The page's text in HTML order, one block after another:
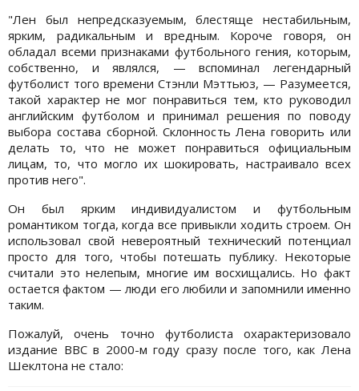
"Лен был непредсказуемым, блестяще нестабильным,
ярким, радикальным и вредным. Короче говоря, он
обладал всеми признаками футбольного гения, которым,
собственно, и являлся, — вспоминал легендарный
футболист того времени Стэнли Мэттьюз, — Разумеется,
такой характер не мог понравиться тем, кто руководил
английским футболом и принимал решения по поводу
выбора состава сборной. Склонность Лена говорить или
делать то, что не может понравиться официальным
лицам, то, что могло их шокировать, настраивало всех
против него".
Он был ярким индивидуалистом и футбольным
романтиком тогда, когда все привыкли ходить строем. Он
использовал свой невероятный технический потенциал
просто для того, чтобы потешать публику. Некоторые
считали это нелепым, многие им восхищались. Но факт
остается фактом — люди его любили и запомнили именно
таким.
Пожалуй, очень точно футболиста охарактеризовало
издание BBC в 2000-м году сразу после того, как Лена
Шеклтона не стало: